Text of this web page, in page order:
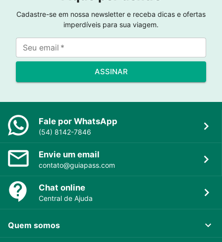
Cadastre-se em nossa newsletter e receba dicas e ofertas
imperdíveis para sua viagem.
Seu email *
ASSINAR
Fale por WhatsApp
(54) 8142-7846
Envie um email
contato@guiapass.com
Chat online
Central de Ajuda
Quem somos